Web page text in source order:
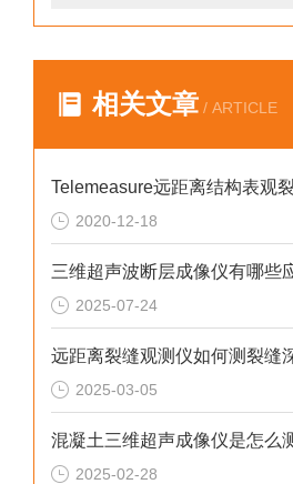
相关文章 / ARTICLE
2020-12-18
三维超声波断层成像仪有哪些
2025-07-24
远距离裂缝观测仪如何测裂缝
2025-03-05
混凝土三维超声成像仪是怎么
2025-02-28